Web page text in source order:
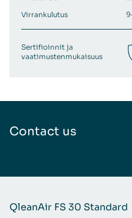
Virrankulutus
Sertifioinnit ja
vaatimustenmukaisuus
Contact us
QleanAir FS 30 Standard